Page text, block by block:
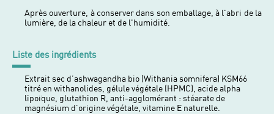
Après ouverture, à conserver dans son emballage, à l'abri de la
lumière, de la chaleur et de l'humidité.
Liste des ingrédients
Extrait sec d’ashwagandha bio (Withania somnifera) KSM66
titré en withanolides, gélule végétale (HPMC), acide alpha
lipoïque, glutathion R, anti-agglomérant : stéarate de
magnésium d’origine végétale, vitamine E naturelle.